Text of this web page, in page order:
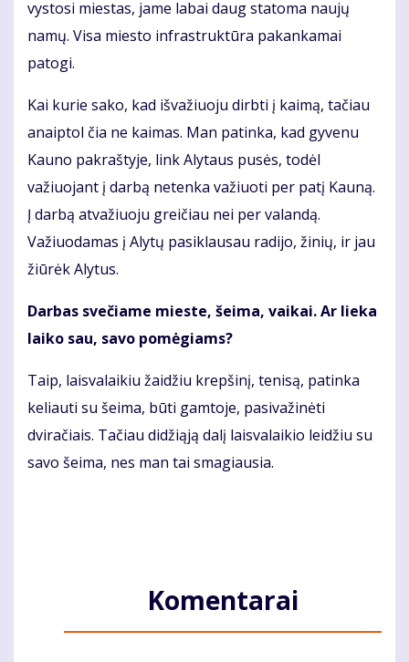
vystosi miestas, jame labai daug statoma naujų
namų. Visa miesto infrastruktūra pakankamai
patogi.
Kai kurie sako, kad išvažiuoju dirbti į kaimą, tačiau
anaiptol čia ne kaimas. Man patinka, kad gyvenu
Kauno pakraštyje, link Alytaus pusės, todėl
važiuojant į darbą netenka važiuoti per patį Kauną.
Į darbą atvažiuoju greičiau nei per valandą.
Važiuodamas į Alytų pasiklausau radijo, žinių, ir jau
žiūrėk Alytus.
Darbas svečiame mieste, šeima, vaikai. Ar lieka
laiko sau, savo pomėgiams?
Taip, laisvalaikiu žaidžiu krepšinį, tenisą, patinka
keliauti su šeima, būti gamtoje, pasivažinėti
dviračiais. Tačiau didžiąją dalį laisvalaikio leidžiu su
savo šeima, nes man tai smagiausia.
Komentarai